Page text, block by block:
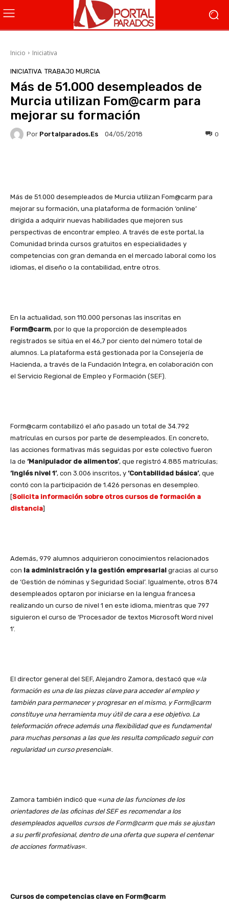
Inicio Iniciativa
INICIATIVA TRABAJO MURCIA
Más de 51.000 desempleados de
Murcia utilizan Fom@carm para
mejorar su formación
Por Portalparados.es 04/05/2018 0
Más de 51.000 desempleados de Murcia utilizan Fom@carm para
mejorar su formación, una plataforma de formación ‘online’
dirigida a adquirir nuevas habilidades que mejoren sus
perspectivas de encontrar empleo. A través de este portal, la
Comunidad brinda cursos gratuitos en especialidades y
competencias con gran demanda en el mercado laboral como los
idiomas, el diseño o la contabilidad, entre otros.
En la actualidad, son 110.000 personas las inscritas en
Form@carm, por lo que la proporción de desempleados
registrados se sitúa en el 46,7 por ciento del número total de
alumnos. La plataforma está gestionada por la Consejería de
Hacienda, a través de la Fundación Integra, en colaboración con
el Servicio Regional de Empleo y Formación (SEF).
Form@carm contabilizó el año pasado un total de 34.792
matrículas en cursos por parte de desempleados. En concreto,
las acciones formativas más seguidas por este colectivo fueron
la de ‘Manipulador de alimentos’, que registró 4.885 matrículas;
‘Inglés nivel 1’, con 3.006 inscritos, y ‘Contabilidad básica’, que
contó con la participación de 1.426 personas en desempleo.
[Solicita información sobre otros cursos de formación a
distancia]
Además, 979 alumnos adquirieron conocimientos relacionados
con la administración y la gestión empresarial gracias al curso
de ‘Gestión de nóminas y Seguridad Social’. Igualmente, otros 874
desempleados optaron por iniciarse en la lengua francesa
realizando un curso de nivel 1 en este idioma, mientras que 797
siguieron el curso de ‘Procesador de textos Microsoft Word nivel
1’.
El director general del SEF, Alejandro Zamora, destacó que «la
formación es una de las piezas clave para acceder al empleo y
también para permanecer y progresar en el mismo, y Form@carm
constituye una herramienta muy útil de cara a ese objetivo. La
teleformación ofrece además una flexibilidad que es fundamental
para muchas personas a las que les resulta complicado seguir con
regularidad un curso presencial«.
Zamora también indicó que «una de las funciones de los
orientadores de las oficinas del SEF es recomendar a los
desempleados aquellos cursos de Form@carm que más se ajustan
a su perfil profesional, dentro de una oferta que supera el centenar
de acciones formativas«.
Cursos de competencias clave en Form@carm